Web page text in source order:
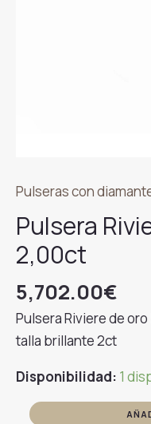
Pulseras con
Pulsera
2,00ct
5,702.00€
Pulsera Riviere de
talla brillante 2ct
Disponibilidad: 1
Pulsera